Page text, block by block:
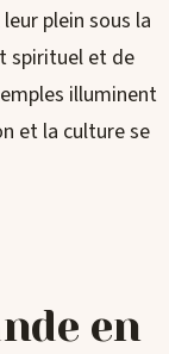
plein sous la
spirituel et de
illuminent
et la culture se
en